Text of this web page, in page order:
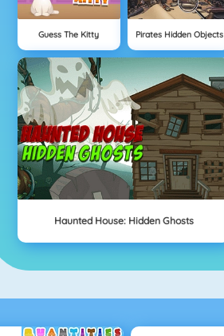
Guess The Kitty Pirates Hidden Objects
Haunted House: Hidden Ghosts